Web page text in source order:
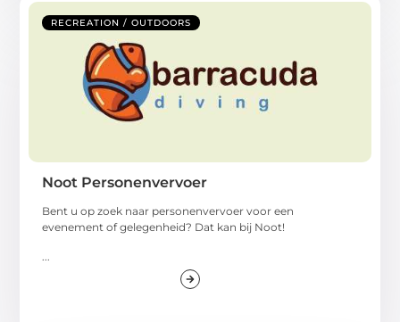
RECREATION / OUTDOORS
Noot Personenvervoer
Bent u op zoek naar personenvervoer voor een
evenement of gelegenheid? Dat kan bij Noot!